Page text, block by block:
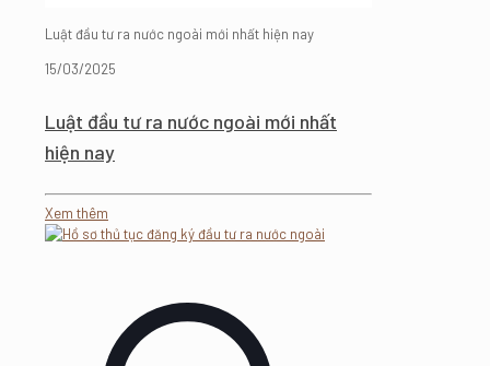
Luật đầu tư ra nước ngoài mới nhất hiện nay
15/03/2025
Luật đầu tư ra nước ngoài mới nhất
hiện nay
Xem thêm